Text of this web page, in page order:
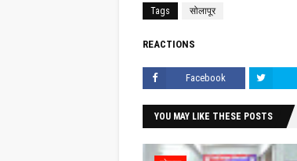
Tags सोलापूर
REACTIONS
Facebook
YOU MAY LIKE THESE POSTS